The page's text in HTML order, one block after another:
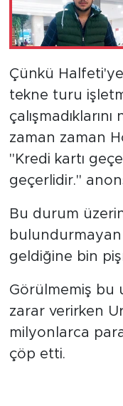
Çünkü
tekne turu
zaman zaman
"Kredi kartı
geçerlidir."
Bu durum
geldiğine bin
Görülmemiş bu
zarar verirken
milyonlarca
çöp etti.